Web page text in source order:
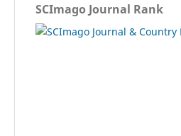
SCImago Journal Rank